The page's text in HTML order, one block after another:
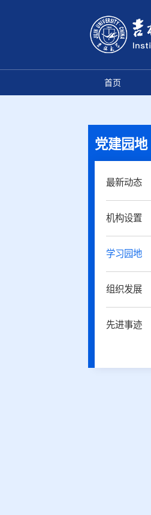
首页
党建园地
最新动态
机构设置
学习园地
组织发展
先进事迹